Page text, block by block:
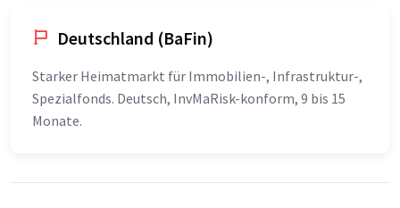
Deutschland (BaFin)
Starker Heimatmarkt für Immobilien-, Infrastruktur-,
Spezialfonds. Deutsch, InvMaRisk-konform, 9 bis 15
Monate.